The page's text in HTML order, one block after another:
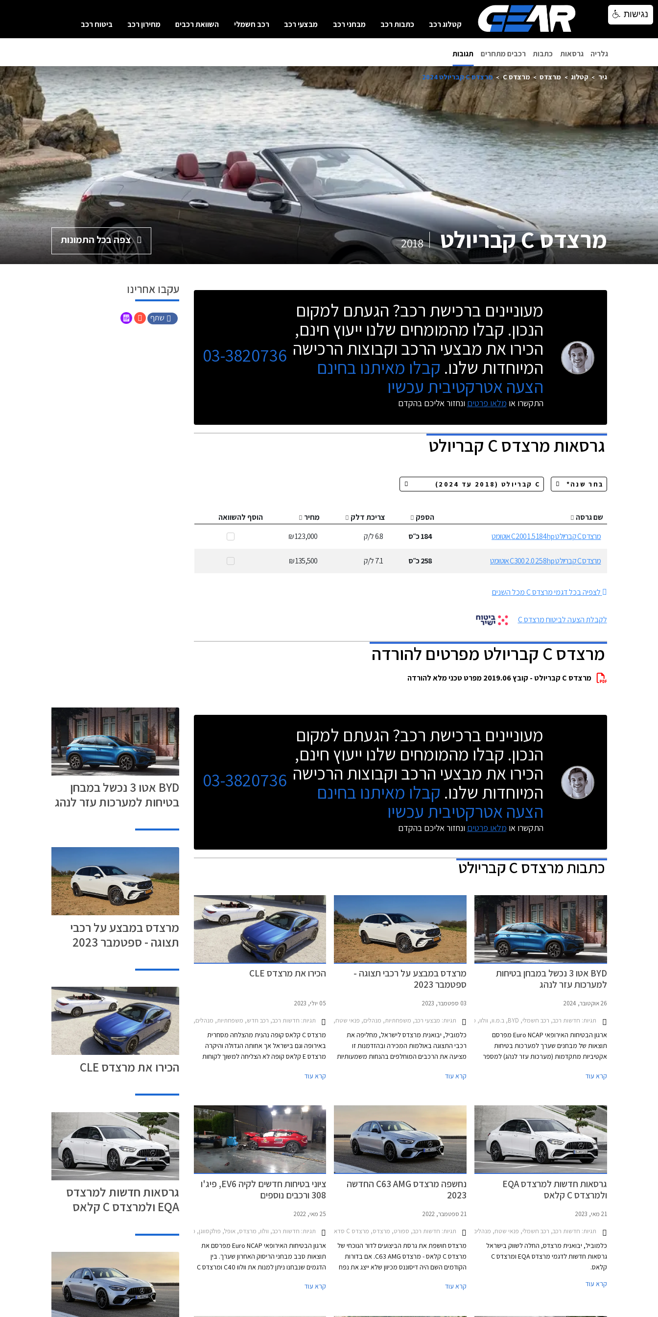
קטלוג רכב כתבות רכב מבחני רכב מבצעי רכב רכב חשמלי השוואת רכבים מחירון רכב ביטוח רכב
גלריה גרסאות כתבות רכבים מתחרים תגובות
גיר קטלוג מרצדס מרצדס C מרצדס C קבריולט 2024
מרצדס C קבריולט 2018 צפה בכל התמונות
מעוניינים ברכישת רכב? הגעתם למקום
הנכון. קבלו מהמומחים שלנו ייעוץ חינם,
הכירו את מבצעי הרכב וקבוצות הרכישה
המיוחדות שלנו. קבלו מאיתנו בחינם
הצעה אטרקטיבית עכשיו
התקשרו או מלאו פרטים ונחזור אליכם בהקדם
03-3820736
גרסאותמרצדס C קבריולט
שם גרסה הספק צריכת דלק מחיר
הוסף להשוואה
מרצדס C קבריולט C200 1.5 184hp אוטומט
184כ״ס 6.8ל/ק 123,000 ₪
מרצדס C קבריולט C300 2.0 258hp אוטומט 258כ״ס 7.1ל/ק 135,500 ₪
לצפיה בכל דגמי מרצדס C מכל השנים
לקבלת הצעה לביטוח מרצדס C
מרצדס C קבריולט מפרטים להורדה
מרצדס C קבריולט - קובץ 2019.06 מפרט טכני מלא להורדה
עקבו אחרינו
שתף
מעוניינים ברכישת רכב? הגעתם למקום
הנכון. קבלו מהמומחים שלנו ייעוץ חינם,
הכירו את מבצעי הרכב וקבוצות הרכישה
המיוחדות שלנו. קבלו מאיתנו בחינם
הצעה אטרקטיבית עכשיו
התקשרו או מלאו פרטים ונחזור אליכם בהקדם
03-3820736
כתבותמרצדס C קבריולט
BYD אטו 3 נכשל במבחן בטיחות
למערכות עזר לנהג
26 אוקטובר, 2024
תגיות: חדשות רכב, רכב חשמלי, BYD, ב.מ.וו, וולוו, מרצדס, פולקסווגן, מרצדס C סדאן 2021-2026, BYD אטו 3 2022-2026, ב.מ.וו סדרה 5 2024-2026וולוו EC40 2022-2026
ארגון הבטיחות האירופאי Euro NCAP מפרסם
תוצאות של מבחנים שערך למערכות בטיחות
אקטיביות מתקדמות (מערכות עזר לנהג) למספר
הבטיחות האקטיביות של BYD אטו 3 בכבישים
בין-עירוניים.
קרא עוד
מרצדס במבצע על רכבי תצוגה -
ספטמבר 2023
03 ספטמבר, 2023
תגיות: מבצעי רכב, משפחתיות, מנהלים, פנאי שטח, מרצדס, מרצדס C סדאן 2021-2026, מרצדס C קופה 2018-2024, מרצדס CLA 2019-2024, מרצדס EQC 2020-2024, מרצדס GLA 2020-2024, מרצדס GLC 2022-2026מרצדס GLC קופה 2020-2024
כלמוביל, יבואנית מרצדס לישראל, מחליפה את
רכבי התצוגה באולמות המכירה ובהזדמנות זו
מציעה את הרכבים המוחלפים בהנחות משמעותיות
בכל אולמות התצוגה של מרצדס עד סוף ספטמבר
קרא עוד
הכירו את מרצדס CLE
05 יולי, 2023
תגיות: חדשות רכב, רכב חדש, משפחתיות, מנהלים, מרצדס, מרצדס C קופה 2018-2024, מרצדס E קופה 2021-2024, מרצדס CLE קבריולט 2024-2026, מרצדס CLE קופה 2024-2026מרצדס CLE
מרצדס C קלאס קופה נהנית מהצלחה מסחרית
באירופה וגם בישראל אך אחותה הגדולה והיקרה
מרצדס E קלאס קופה לא הצליחה למשוך לקוחות
קרא עוד
גרסאות חדשות למרצדס EQA
ולמרצדס C קלאס
21 מאי, 2023
תגיות: חדשות רכב, רכב חשמלי, פנאי שטח, מנהלים, מרצדס, מרצדס C סדאן 2021-2026מרצדס EQA 2021-2025
כלמוביל, יבואנית מרצדס, החלה לשווק בישראל
גרסאות חדשות לדגמי מרצדס EQA ומרצדס C
קלאס.
קרא עוד
נחשפה מרצדס C63 AMG החדשה
2023
21 ספטמבר, 2022
תגיות: חדשות רכב, ספורט, מרצדס, מרצדס C סדאן 2021-2026מרצדס C סדאן AMG 2018-2019
מרצדס חושפת את גרסת הביצועים לדור הנוכחי של
מרצדס C קלאס - מרצדס C63 AMG. אם בדורות
הקודמים השם היה דיסוננס מכיוון שלא ייצג את נפח
קרא עוד
ציוני בטיחות חדשים לקיה EV6, פיג'ו
308 ורכבים נוספים
25 מאי, 2022
תגיות: חדשות רכב, וולוו, מרצדס, אופל, פולקסווגן, פיג'ו, קיה, מרצדס C סדאן 2021-2026, וולוו EC40 2022-2026קיה EV6 2022-2024
ארגון הבטיחות האירופאי Euro NCAP מפרסם את
תוצאות סבב מבחני הריסוק האחרון שערך. בין
הדגמים שנבחנו ניתן למנות את וולוו C40 ומרצדס C
קרא עוד
BYD אטו 3 נכשל במבחן
בטיחות למערכות עזר לנהג
מרצדס במבצע על רכבי
תצוגה - ספטמבר 2023
הכירו את מרצדס CLE
גרסאות חדשות למרצדס
EQA ולמרצדס C קלאס
נגישות
נגישות